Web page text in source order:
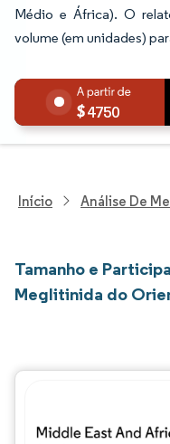
Médio e África). O
volume (em unidades)
4750
Início Análise De
Tamanho e
Meglitinida do